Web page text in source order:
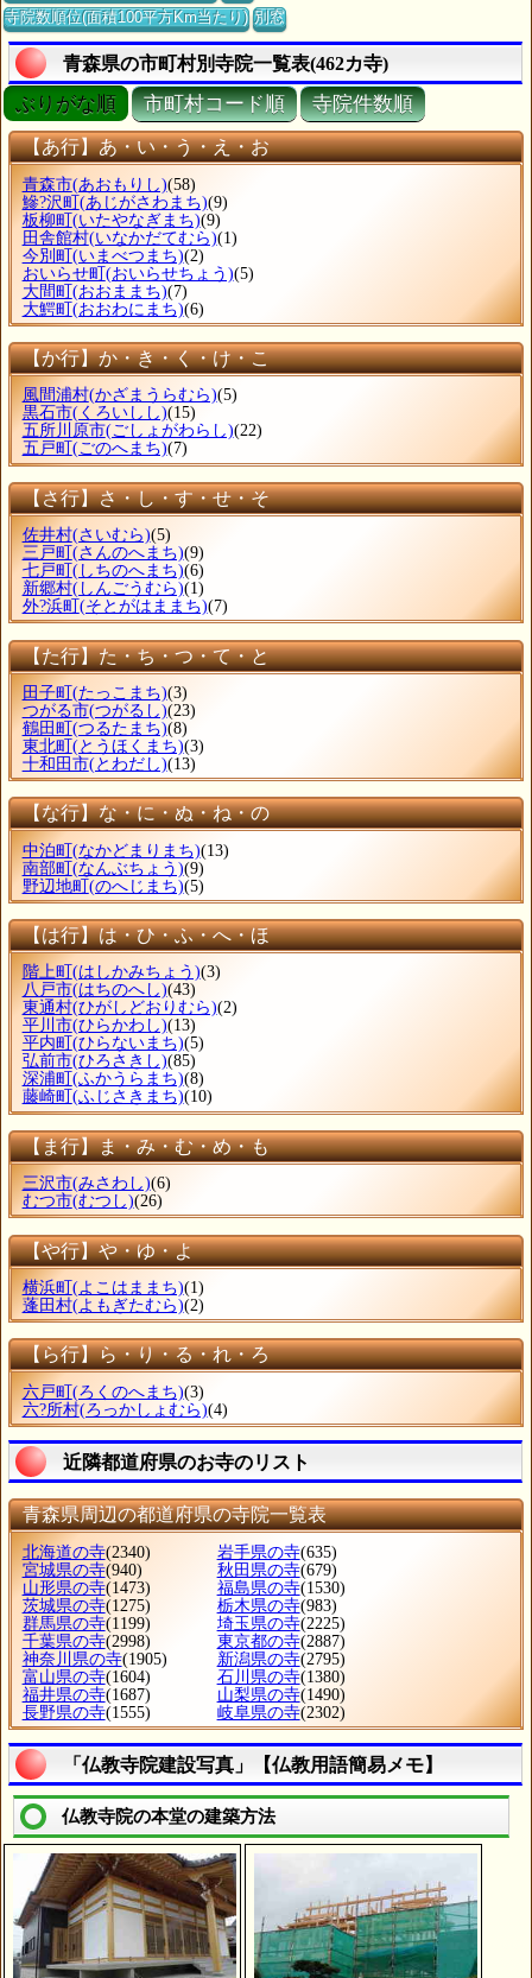
寺院数順位(面積100平方Km当たり) 別窓
青森県の市町村別寺院一覧表(462カ寺)
ぶりがな順 市町村コード順 寺院件数順
【あ行】あ・い・う・え・お
青森市(あおもりし)(58)
鰺?沢町(あじがさわまち)(9)
板柳町(いたやなぎまち)(9)
田舎館村(いなかだてむら)(1)
今別町(いまべつまち)(2)
おいらせ町(おいらせちょう)(5)
大間町(おおままち)(7)
大鰐町(おおわにまち)(6)
【か行】か・き・く・け・こ
風間浦村(かざまうらむら)(5)
黒石市(くろいしし)(15)
五所川原市(ごしょがわらし)(22)
五戸町 (ごのへまち)(7)
【さ行】さ・し・す・せ・そ
佐井村(さいむら)(5)
三戸町 (さんのへまち)(9)
七戸町 (しちのへまち)(6)
新郷村(しんごうむら)(1)
外?浜町 (そとがはままち)(7)
【た行】た・ち・つ・て・と
田子町 (たっこまち)(3)
つがる市(つがるし)(23)
鶴田町 (つるたまち)(8)
東北町 (とうほくまち)(3)
十和田市(とわだし)(13)
【な行】な・に・ぬ・ね・の
中泊町(なかどまりまち)(13)
南部町(なんぶちょう)(9)
野辺地町(のへじまち)(5)
【は行】は・ひ・ふ・へ・ほ
階上町 (はしかみちょう)(3)
八戸市(はちのへし)(43)
東通村(ひがしどおりむら)(2)
平川市(ひらかわし)(13)
平内町 (ひらないまち)(5)
弘前市(ひろさきし)(85)
深浦町 (ふかうらまち)(8)
藤崎町 (ふじさきまち)(10)
【ま行】ま・み・む・め・も
三沢市(みさわし)(6)
むつ市(むつし)(26)
【や行】や・ゆ・よ
横浜町 (よこはままち)(1)
蓬田村(よもぎたむら)(2)
【ら行】ら・り・る・れ・ろ
六戸町(ろくのへまち)(3)
六?所村(ろっかしょむら)(4)
近隣都道府県のお寺のリスト
青森県周辺の都道府県の寺院一覧表
北海道の寺(2340) 岩手県の寺(635)
宮城県の寺(940) 秋田県の寺(679)
山形県の寺(1473) 福島県の寺(1530)
茨城県の寺(1275) 栃木県の寺(983)
群馬県の寺(1199) 埼玉県の寺(2225)
千葉県の寺(2998) 東京都の寺(2887)
神奈川県の寺(1905) 新潟県の寺(2795)
富山県の寺(1604) 石川県の寺(1380)
福井県の寺(1687) 山梨県の寺(1490)
長野県の寺(1555) 岐阜県の寺(2302)
「仏教寺院建設写真」【仏教用語簡易メモ】
仏教寺院の本堂の建築方法